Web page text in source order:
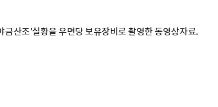
산조'실황을 우면당 보유장비로 촬영한 동영상자료.